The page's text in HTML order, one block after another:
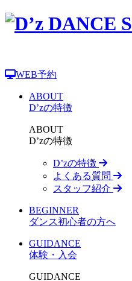
WEB予約
ABOUT
D’zの特徴
ABOUT
D’zの特徴
D’zの特徴
よくある質問
スタッフ紹介
BEGINNER
ダンス初心者の方へ
GUIDANCE
体験・入会
GUIDANCE